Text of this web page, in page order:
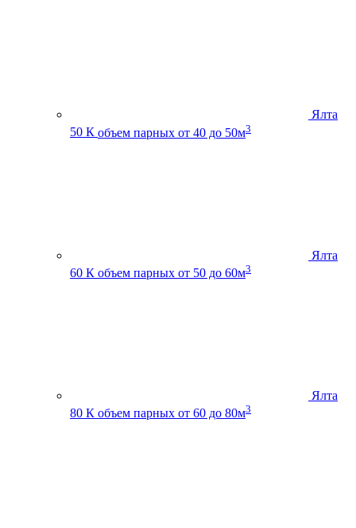
Ялта
50 К объем парных от 40 до 50м3
Ялта
60 К объем парных от 50 до 60м3
Ялта
80 К объем парных от 60 до 80м3